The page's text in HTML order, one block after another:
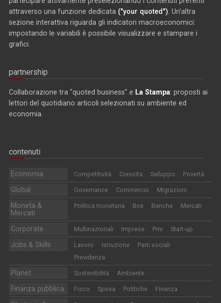
attraverso una funzione dedicata ("your quoted") . Un'altra
sezione interattiva riguarda gli indicatori macroeconomici:
impostando le variabili è possibile visualizzare e stampare i
grafici.
partnership
Collaborazione tra "quoted business" e La Stampa: proposti ai
lettori del quotidiano articoli selezionati su ambiente ed
economia.
contenuti
Economia Competitività Crescita Sviluppo Povertà
Global Governance Commercio Migrazioni
Moneta &
Mercati
Politica monetaria Bce Banche Mercati
Corporate Multinazionali Imprese Pmi Start-up
Jobs & Skills Lavoro Istruzione
Parti sociali
Previdenza
Planet Sostenibilità Ambiente
Finanza pubblica Fisco Spesa Politiche Finanza